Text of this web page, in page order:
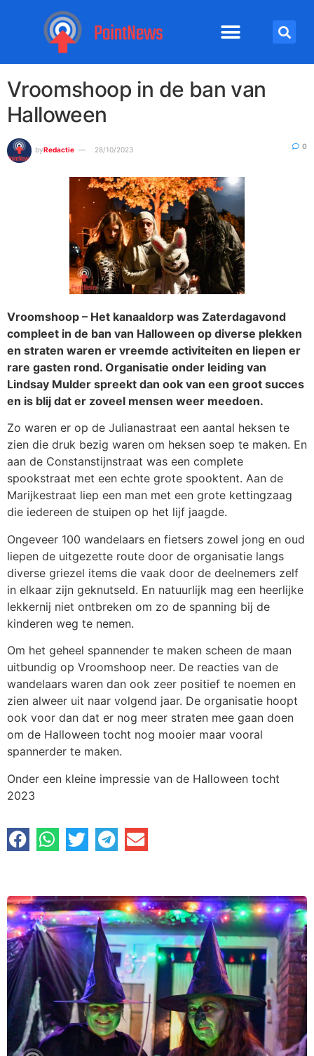
Vroomshoop in de ban van
Halloween
byRedactie 28/10/2023 0
Vroomshoop – Het kanaaldorp was Zaterdagavond
compleet in de ban van Halloween op diverse plekken
en straten waren er vreemde activiteiten en liepen er
rare gasten rond. Organisatie onder leiding van
Lindsay Mulder spreekt dan ook van een groot succes
en is blij dat er zoveel mensen weer meedoen.
Zo waren er op de Julianastraat een aantal heksen te
zien die druk bezig waren om heksen soep te maken. En
aan de Constanstijnstraat was een complete
spookstraat met een echte grote spooktent. Aan de
Marijkestraat liep een man met een grote kettingzaag
die iedereen de stuipen op het lijf jaagde.
Ongeveer 100 wandelaars en fietsers zowel jong en oud
liepen de uitgezette route door de organisatie langs
diverse griezel items die vaak door de deelnemers zelf
in elkaar zijn geknutseld. En natuurlijk mag een heerlijke
lekkernij niet ontbreken om zo de spanning bij de
kinderen weg te nemen.
Om het geheel spannender te maken scheen de maan
uitbundig op Vroomshoop neer. De reacties van de
wandelaars waren dan ook zeer positief te noemen en
zien alweer uit naar volgend jaar. De organisatie hoopt
ook voor dan dat er nog meer straten mee gaan doen
om de Halloween tocht nog mooier maar vooral
spannerder te maken.
Onder een kleine impressie van de Halloween tocht
2023